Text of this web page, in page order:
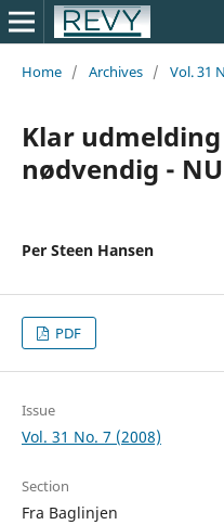
Home / Archives / Vol. 31
Klar
nødvendig -
Per Steen Hansen
PDF
Issue
Vol. 31 No. 7 (2008)
Section
Fra Baglinjen